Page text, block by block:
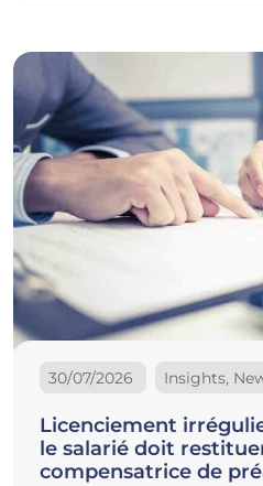
30/07/2026 Insights,
Licenciement
le salarié doit
compensatrice de